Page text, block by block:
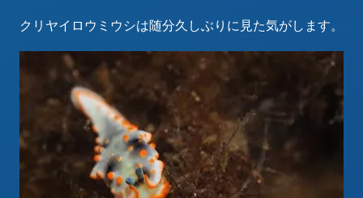
クリヤイロウミウシは随分久しぶりに見た気がします。